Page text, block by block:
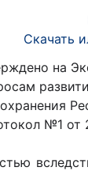
Скачать
на
№1 от